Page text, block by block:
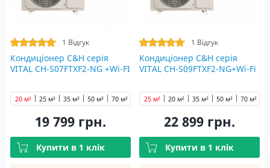
1 Відгук
Кондиціонер C&H cерія
VITAL CH-S07FTXF2-NG +Wi-FI
20 м² 25 м² 35 м² 50 м² 70 м²
19 799 грн.
Купити в 1 клік
1 Відгук
Кондиціонер C&H cерія
VITAL CH-S09FTXF2-NG+Wi-Fi
20 м²
25 м² 35 м² 50 м² 70 м²
22 899 грн.
Купити в 1 клік